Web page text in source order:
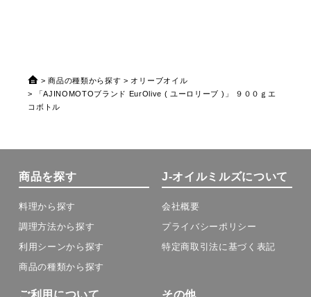
商品の種類から探す
オリーブオイル
「AJINOMOTOブランド EurOlive ( ユーロリーブ )」 ９００ｇエ
コボトル
商品を探す
料理から探す
調理方法から探す
利用シーンから探す
商品の種類から探す
J-オイルミルズについて
会社概要
プライバシーポリシー
特定商取引法に基づく表記
ご利用について その他